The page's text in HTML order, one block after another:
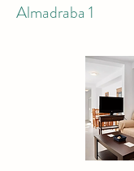
Almadraba 1